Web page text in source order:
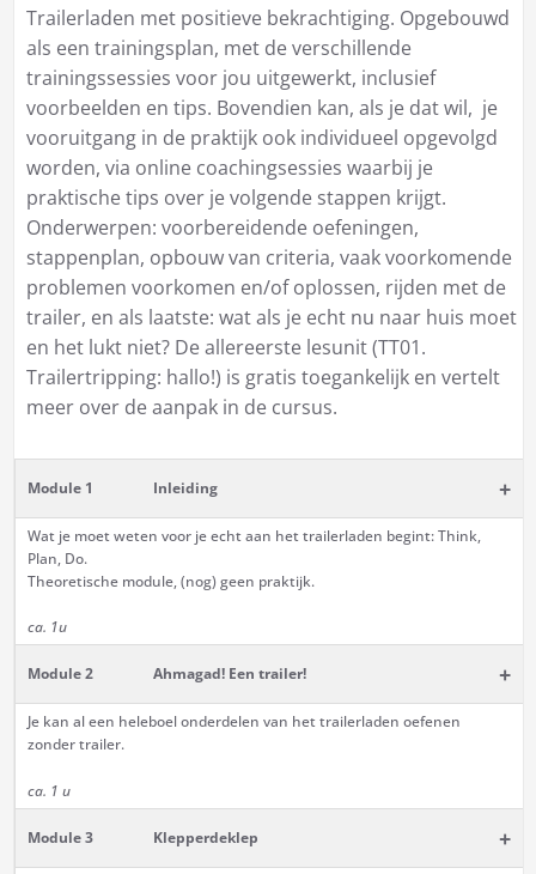
Trailerladen met positieve bekrachtiging. Opgebouwd
als een trainingsplan, met de verschillende
trainingssessies voor jou uitgewerkt, inclusief
voorbeelden en tips. Bovendien kan, als je dat wil, je
vooruitgang in de praktijk ook individueel opgevolgd
worden, via online coachingsessies waarbij je
praktische tips over je volgende stappen krijgt.
Onderwerpen: voorbereidende oefeningen,
stappenplan, opbouw van criteria, vaak voorkomende
problemen voorkomen en/of oplossen, rijden met de
trailer, en als laatste: wat als je echt nu naar huis moet
en het lukt niet? De allereerste lesunit (TT01.
Trailertripping: hallo!) is gratis toegankelijk en vertelt
meer over de aanpak in de cursus.
Module 1 Inleiding +
Wat je moet weten voor je echt aan het trailerladen begint: Think,
Plan, Do.
Theoretische module, (nog) geen praktijk.
ca. 1u
Module 2 Ahmagad! Een trailer! +
Je kan al een heleboel onderdelen van het trailerladen oefenen
zonder trailer.
ca. 1 u
Module 3 Klepperdeklep +